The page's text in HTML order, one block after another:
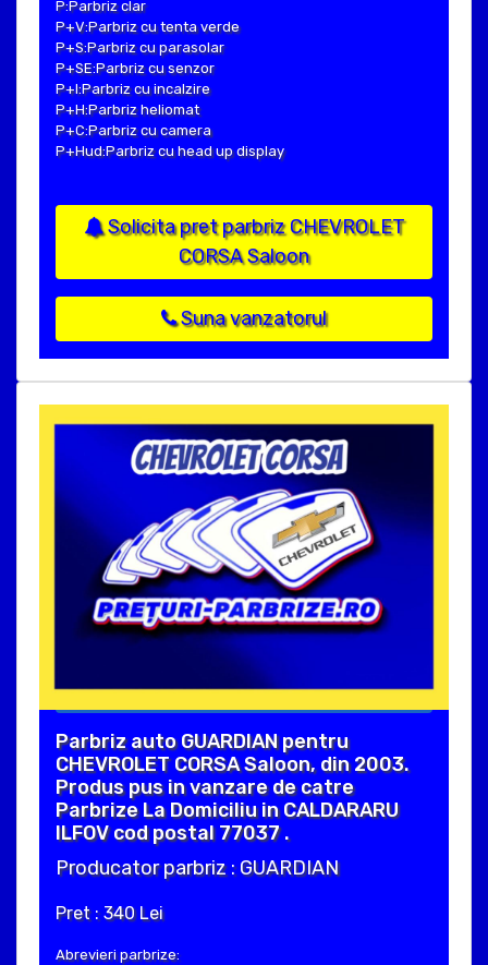
P:Parbriz clar
P+V:Parbriz cu tenta verde
P+S:Parbriz cu parasolar
P+SE:Parbriz cu senzor
P+I:Parbriz cu incalzire
P+H:Parbriz heliomat
P+C:Parbriz cu camera
P+Hud:Parbriz cu head up display
Solicita pret parbriz CHEVROLET
CORSA Saloon
Suna vanzatorul
Parbriz auto GUARDIAN pentru
CHEVROLET CORSA Saloon, din 2003.
Produs pus in vanzare de catre
Parbrize La Domiciliu in CALDARARU
ILFOV cod postal 77037 .
Producator parbriz : GUARDIAN
Pret : 340 Lei
Abrevieri parbrize: